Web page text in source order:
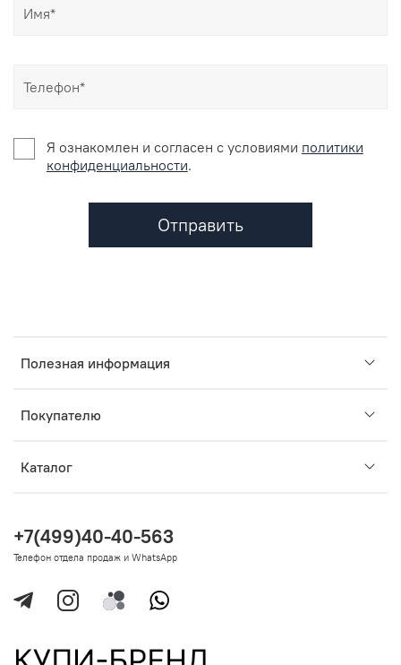
Я ознакомлен и согласен c условиями политики
конфиденциальности.
Отправить
Полезная информация
Покупателю
Каталог
+7(499)40-40-563
Телефон отдела продаж и WhatsApp